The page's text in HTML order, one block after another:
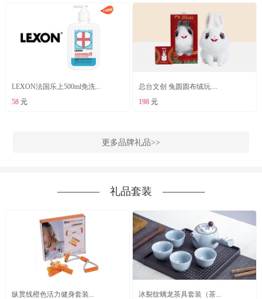
LEXON法国乐上500ml免洗...
58元
总台文创 兔圆圆布绒玩....
198 元
更多品牌礼品>>
―――― 礼品套装 ――――
纵贯线橙色活力健身套装...
冰裂纹螭龙茶具套装（茶...